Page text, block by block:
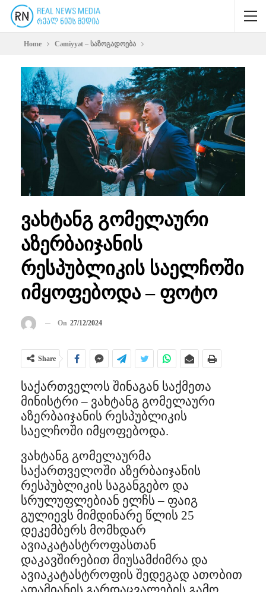
Home Cəmiyyət – საზოგადოება
ვახტანგ გომელაური
აზერბაიჯანის
რესპუბლიკის საელჩოში
იმყოფებოდა – ფოტო
On 27/12/2024
Share
საქართველოს შინაგან საქმეთა
მინისტრი – ვახტანგ გომელაური
აზერბაიჯანის რესპუბლიკის
საელჩოში იმყოფებოდა.
ვახტანგ გომელაურმა
საქართველოში აზერბაიჯანის
რესპუბლიკის საგანგებო და
სრულუფლებიან ელჩს – ფაიგ
გულიევს მიმდინარე წლის 25
დეკემბერს მომხდარ
ავიაკატასტროფასთან
დაკავშირებით მიუსამძიმრა და
ავიაკატასტროფის შედეგად ათობით